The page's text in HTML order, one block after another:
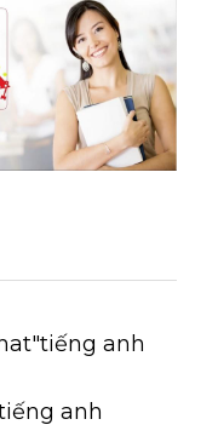
anh
anh